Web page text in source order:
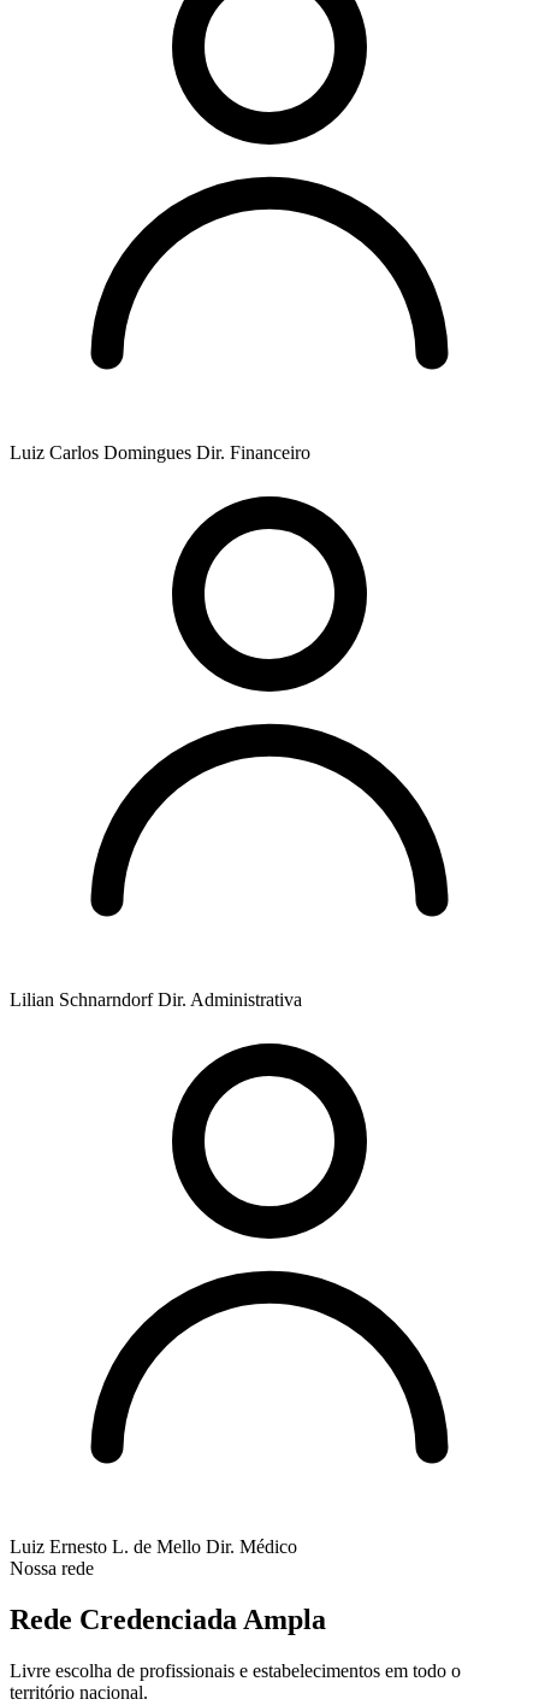
Luiz Carlos Domingues Dir. Financeiro
Lilian Schnarndorf Dir. Administrativa
Luiz Ernesto L. de Mello Dir. Médico
Nossa rede
Rede Credenciada Ampla
Livre escolha de profissionais e estabelecimentos em todo o
território nacional.